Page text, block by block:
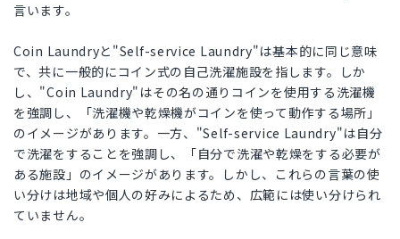
言います。
Coin Laundryと"Self-service Laundry"は基本的に同じ意味
で、共に一般的にコイン式の自己洗濯施設を指します。しか
し、"Coin Laundry"はその名の通りコインを使用する洗濯機
を強調し、「洗濯機や乾燥機がコインを使って動作する場所」
のイメージがあります。一方、"Self-service Laundry"は自分
で洗濯をすることを強調し、「自分で洗濯や乾燥をする必要が
ある施設」のイメージがあります。しかし、これらの言葉の使
い分けは地域や個人の好みによるため、広範には使い分けられ
ていません。